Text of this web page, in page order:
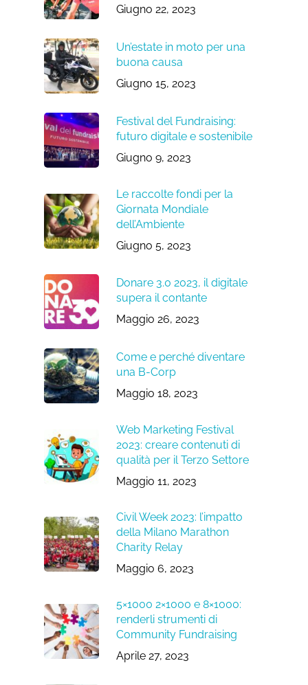
Giugno 22, 2023
Un’estate in moto per una
buona causa
Giugno 15, 2023
Festival del Fundraising:
futuro digitale e sostenibile
Giugno 9, 2023
Le raccolte fondi per la
Giornata Mondiale
dell’Ambiente
Giugno 5, 2023
Donare 3.0 2023, il digitale
supera il contante
Maggio 26, 2023
Come e perché diventare
una B-Corp
Maggio 18, 2023
Web Marketing Festival
2023: creare contenuti di
qualità per il Terzo Settore
Maggio 11, 2023
Civil Week 2023: l’impatto
della Milano Marathon
Charity Relay
Maggio 6, 2023
5×1000 2×1000 e 8×1000:
renderli strumenti di
Community Fundraising
Aprile 27, 2023